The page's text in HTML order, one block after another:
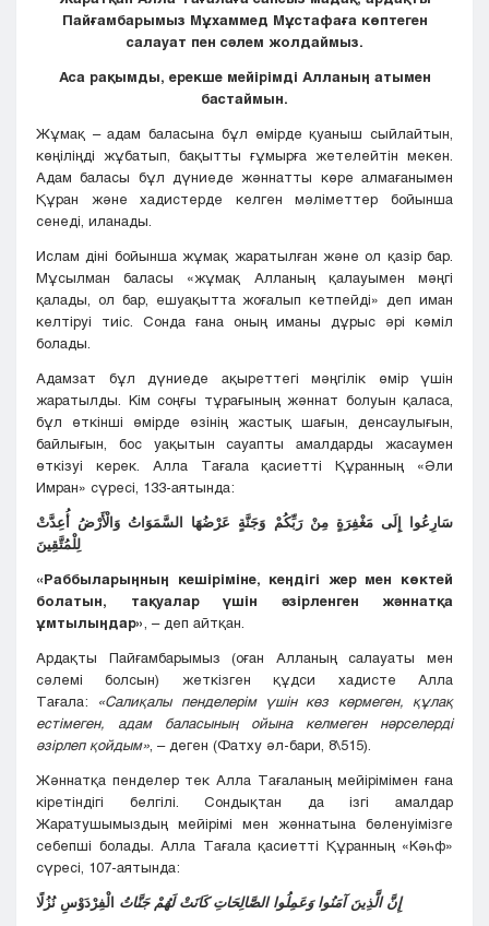
Пайғамбарымыз Мұхаммед Мұстафаға көптеген
салауат пен сәлем жолдаймыз.
Аса рақымды, ерекше мейірімді Алланың атымен
бастаймын.
Жұмақ – адам баласына бұл өмірде қуаныш сыйлайтын,
көңіліңді жұбатып, бақытты ғұмырға жетелейтін мекен.
Адам баласы бұл дүниеде жәннатты көре алмағанымен
Құран және хадистерде келген мәліметтер бойынша
сенеді, иланады.
Ислам діні бойынша жұмақ жаратылған және ол қазір бар.
Мұсылман баласы «жұмақ Алланың қалауымен мәңгі
қалады, ол бар, ешуақытта жоғалып кетпейді» деп иман
келтіруі тиіс. Сонда ғана оның иманы дұрыс әрі кәміл
болады.
Адамзат бұл дүниеде ақыреттегі мәңгілік өмір үшін
жаратылды. Кім соңғы тұрағының жәннат болуын қаласа,
бұл өткінші өмірде өзінің жастық шағын, денсаулығын,
байлығын, бос уақытын сауапты амалдарды жасаумен
өткізуі керек. Алла Тағала қасиетті Құранның «Әли
Имран» сүресі, 133-аятында:
سَارِعُوا إِلَى مَغْفِرَةٍ مِنْ رَبِّكُمْ وَجَنَّةٍ عَرْضُهَا السَّمَوَاتُ وَالْأَرْضُ أُعِدَّتْ
لِلْمُتَّقِينَ
«Раббыларыңның кешіріміне, кеңдігі жер мен көктей
болатын, тақуалар үшін әзірленген жәннатқа
ұмтылыңдар» , – деп айтқан.
Ардақты Пайғамбарымыз (оған Алланың салауаты мен
сәлемі болсын) жеткізген құдси хадисте Алла
Тағала:
«Салиқалы пенделерім үшін көз көрмеген, құлақ
естімеген, адам баласының ойына келмеген нәрселерді
әзірлеп қойдым» , – деген (Фатху әл-бари, 8\515).
Жәннатқа пенделер тек Алла Тағаланың мейірімімен ғана
кіретіндігі белгілі. Сондықтан да ізгі амалдар
Жаратушымыздың мейірімі мен жәннатына бөленуімізге
себепші болады. Алла Тағала қасиетті Құранның «Кәһф»
сүресі, 107-аятында:
إِنَّ الَّذِينَ آمَنُوا وَعَمِلُوا الصَّالِحَاتِ كَانَتْ لَهُمْ جَنَّاتُ الْفِرْدَوْسِ نُزُلًا